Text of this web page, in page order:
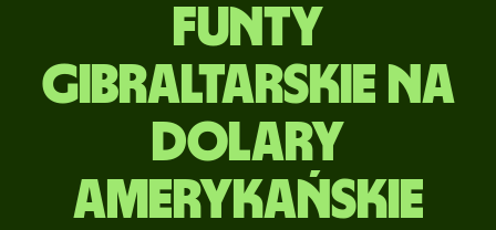
Funty
gibraltarskie na
Dolary
amerykańskie